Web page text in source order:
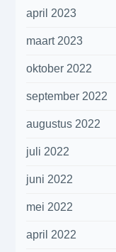
april 2023
maart 2023
oktober 2022
september 2022
augustus 2022
juli 2022
juni 2022
mei 2022
april 2022